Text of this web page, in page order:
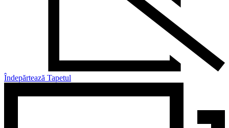
Îndepărtează Tapetul